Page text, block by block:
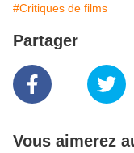
#Critiques de films
Partager
Vous aimerez